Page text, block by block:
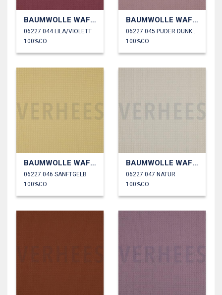
BAUMWOLLE WAFFEL
06227.044 LILA/VIOLETT
100%CO
BAUMWOLLE WAFFEL
100%CO
BAUMWOLLE WAFFEL
06227.046 SANFTGELB
100%CO
BAUMWOLLE WAFFEL
06227.047 NATUR
100%CO